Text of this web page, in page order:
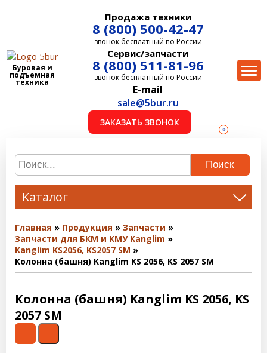
Буровая и
подъемная
техника
Продажа техники
8 (800) 500-42-47
звонок бесплатный по России
Сервис/запчасти
8 (800) 511-81-96
звонок бесплатный по России
E-mail
sale@5bur.ru
ЗАКАЗАТЬ ЗВОНОК
0
Поиск
Каталог
Главная Продукция
Запчасти
Запчасти для БКМ и КМУ Kanglim
Kanglim KS2056, KS2057 SM
Колонна (башня) Kanglim KS 2056, KS 2057 SM
Колонна (башня) Kanglim KS 2056, KS
2057 SM